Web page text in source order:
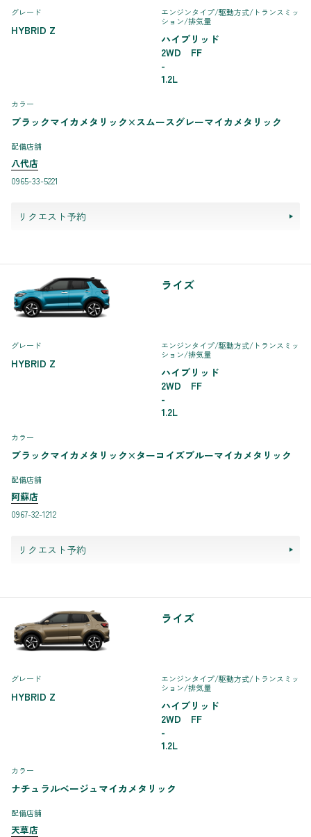
グレード
HYBRID Z
エンジンタイプ/駆動方式/ トランスミッ
ション/排気量
ハイブリッド
2WD FF
-
1.2L
カラー
ブラックマイカメタリック×スムースグレーマイカメタリック
配備店舗
八代店
0965-33-5221
リクエスト予約
ライズ
グレード
HYBRID Z
エンジンタイプ/駆動方式/ トランスミッ
ション/排気量
ハイブリッド
2WD FF
-
1.2L
カラー
ブラックマイカメタリック×ターコイズブルーマイカメタリック
配備店舗
阿蘇店
0967-32-1212
リクエスト予約
ライズ
グレード
HYBRID Z
エンジンタイプ/駆動方式/ トランスミッ
ション/排気量
ハイブリッド
2WD FF
-
1.2L
カラー
ナチュラルベージュマイカメタリック
配備店舗
天草店